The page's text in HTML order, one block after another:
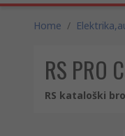
Home /
RS PRO
RS kataloški